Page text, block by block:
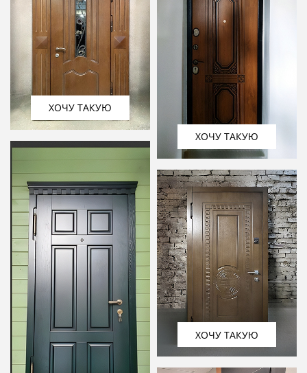
ХОЧУ ТАКУЮ
ХОЧУ ТАКУЮ
ХОЧУ ТАКУЮ